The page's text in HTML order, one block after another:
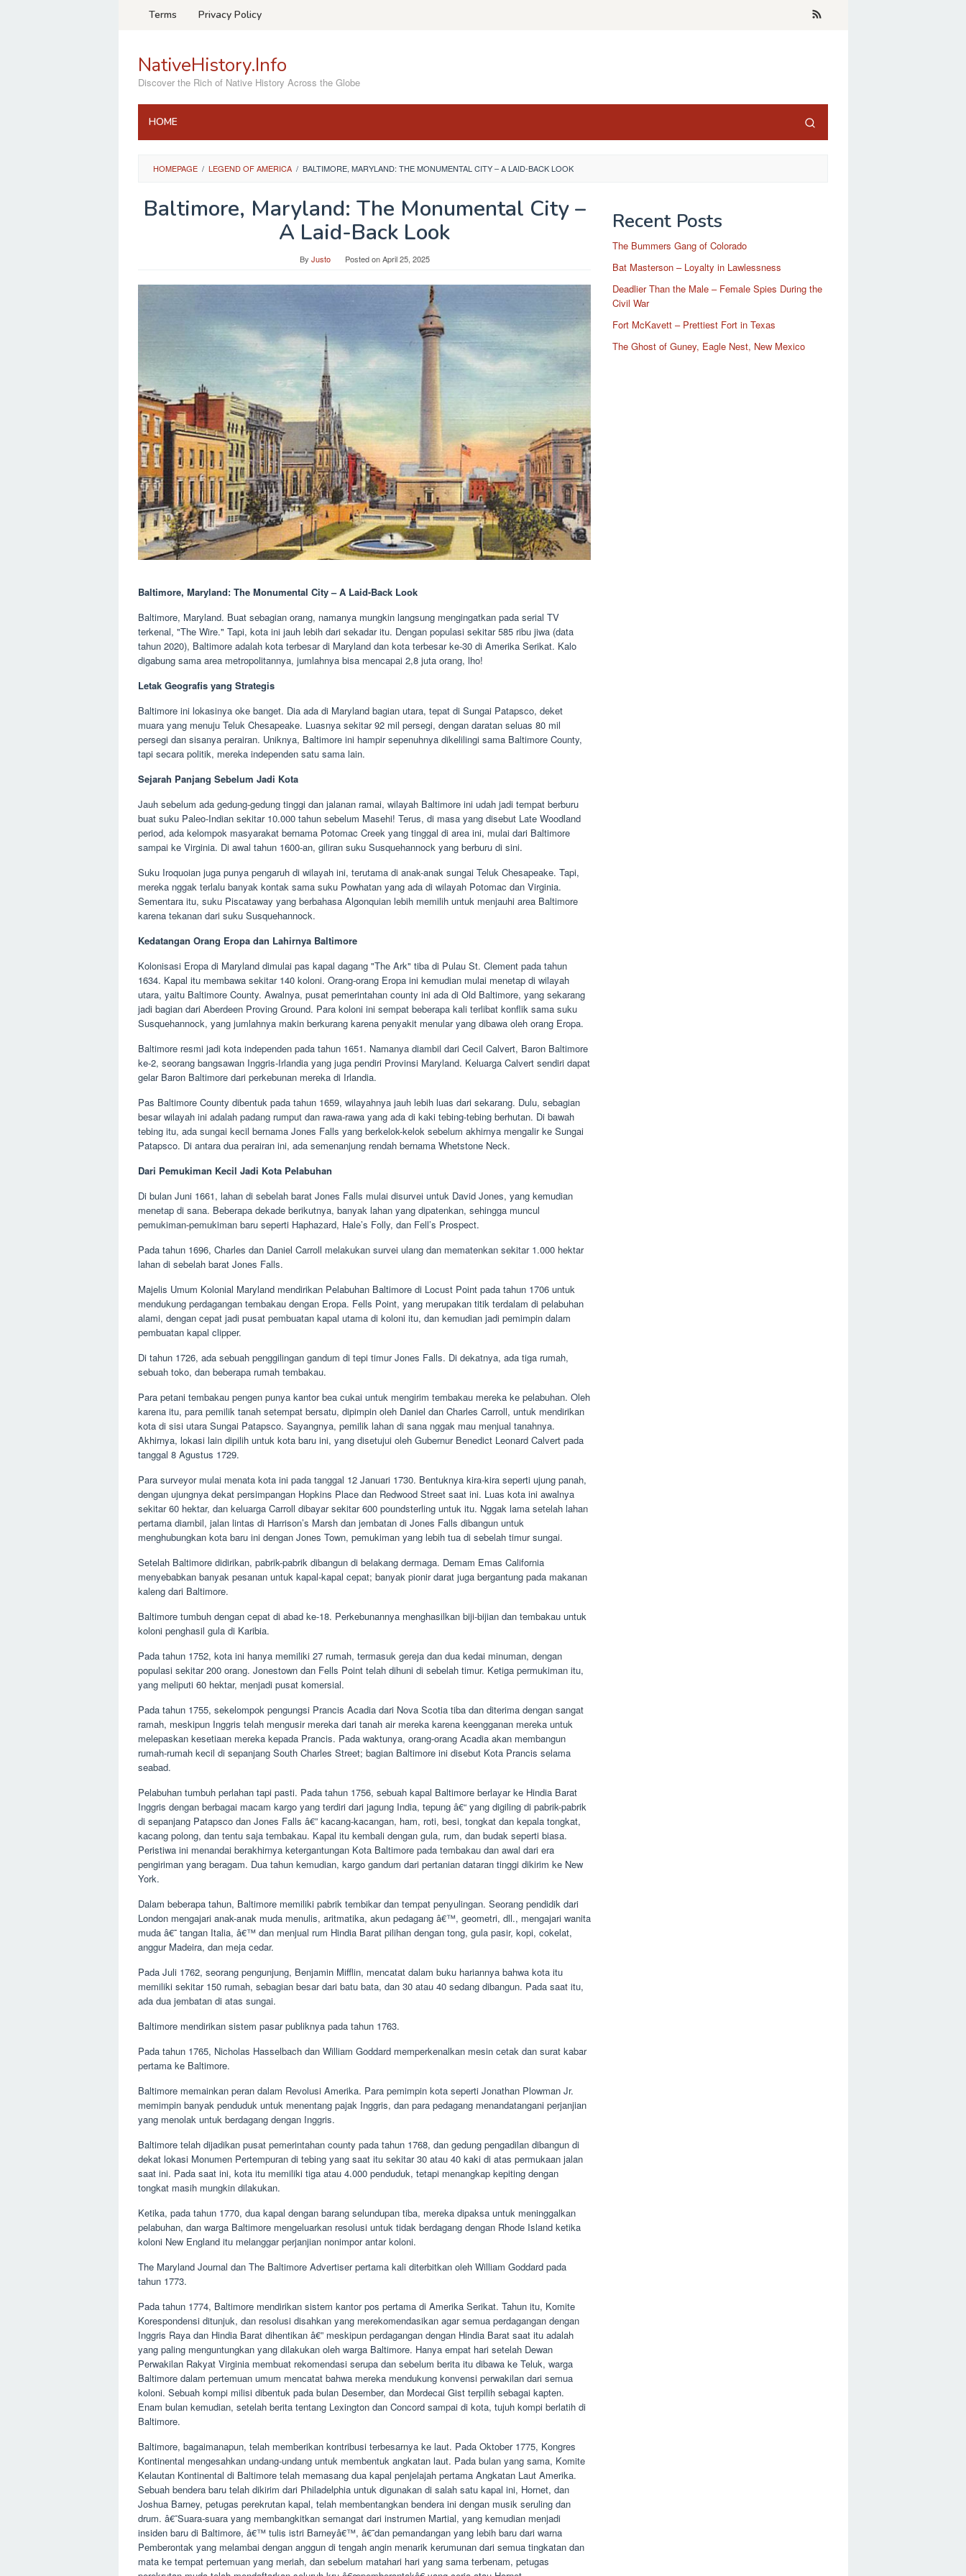
Terms Privacy Policy
NativeHistory.Info
Discover the Rich of Native History Across the Globe
HOME
HOMEPAGE / LEGEND OF AMERICA / BALTIMORE, MARYLAND: THE MONUMENTAL CITY – A LAID-BACK LOOK
Baltimore, Maryland: The Monumental City –
A Laid-Back Look
By Justo Posted onApril 25, 2025
Baltimore, Maryland: The Monumental City – A Laid-Back Look
Baltimore, Maryland. Buat sebagian orang, namanya mungkin langsung mengingatkan pada serial TV
terkenal, "The Wire." Tapi, kota ini jauh lebih dari sekadar itu. Dengan populasi sekitar 585 ribu jiwa (data
tahun 2020), Baltimore adalah kota terbesar di Maryland dan kota terbesar ke-30 di Amerika Serikat. Kalo
digabung sama area metropolitannya, jumlahnya bisa mencapai 2,8 juta orang, lho!
Letak Geografis yang Strategis
Baltimore ini lokasinya oke banget. Dia ada di Maryland bagian utara, tepat di Sungai Patapsco, deket
muara yang menuju Teluk Chesapeake. Luasnya sekitar 92 mil persegi, dengan daratan seluas 80 mil
persegi dan sisanya perairan. Uniknya, Baltimore ini hampir sepenuhnya dikelilingi sama Baltimore County,
tapi secara politik, mereka independen satu sama lain.
Sejarah Panjang Sebelum Jadi Kota
Jauh sebelum ada gedung-gedung tinggi dan jalanan ramai, wilayah Baltimore ini udah jadi tempat berburu
buat suku Paleo-Indian sekitar 10.000 tahun sebelum Masehi! Terus, di masa yang disebut Late Woodland
period, ada kelompok masyarakat bernama Potomac Creek yang tinggal di area ini, mulai dari Baltimore
sampai ke Virginia. Di awal tahun 1600-an, giliran suku Susquehannock yang berburu di sini.
Suku Iroquoian juga punya pengaruh di wilayah ini, terutama di anak-anak sungai Teluk Chesapeake. Tapi,
mereka nggak terlalu banyak kontak sama suku Powhatan yang ada di wilayah Potomac dan Virginia.
Sementara itu, suku Piscataway yang berbahasa Algonquian lebih memilih untuk menjauhi area Baltimore
karena tekanan dari suku Susquehannock.
Kedatangan Orang Eropa dan Lahirnya Baltimore
Kolonisasi Eropa di Maryland dimulai pas kapal dagang "The Ark" tiba di Pulau St. Clement pada tahun
1634. Kapal itu membawa sekitar 140 koloni. Orang-orang Eropa ini kemudian mulai menetap di wilayah
utara, yaitu Baltimore County. Awalnya, pusat pemerintahan county ini ada di Old Baltimore, yang sekarang
jadi bagian dari Aberdeen Proving Ground. Para koloni ini sempat beberapa kali terlibat konflik sama suku
Susquehannock, yang jumlahnya makin berkurang karena penyakit menular yang dibawa oleh orang Eropa.
Baltimore resmi jadi kota independen pada tahun 1651. Namanya diambil dari Cecil Calvert, Baron Baltimore
ke-2, seorang bangsawan Inggris-Irlandia yang juga pendiri Provinsi Maryland. Keluarga Calvert sendiri dapat
gelar Baron Baltimore dari perkebunan mereka di Irlandia.
Pas Baltimore County dibentuk pada tahun 1659, wilayahnya jauh lebih luas dari sekarang. Dulu, sebagian
besar wilayah ini adalah padang rumput dan rawa-rawa yang ada di kaki tebing-tebing berhutan. Di bawah
tebing itu, ada sungai kecil bernama Jones Falls yang berkelok-kelok sebelum akhirnya mengalir ke Sungai
Patapsco. Di antara dua perairan ini, ada semenanjung rendah bernama Whetstone Neck.
Dari Pemukiman Kecil Jadi Kota Pelabuhan
Di bulan Juni 1661, lahan di sebelah barat Jones Falls mulai disurvei untuk David Jones, yang kemudian
menetap di sana. Beberapa dekade berikutnya, banyak lahan yang dipatenkan, sehingga muncul
pemukiman-pemukiman baru seperti Haphazard, Hale’s Folly, dan Fell’s Prospect.
Pada tahun 1696, Charles dan Daniel Carroll melakukan survei ulang dan mematenkan sekitar 1.000 hektar
lahan di sebelah barat Jones Falls.
Majelis Umum Kolonial Maryland mendirikan Pelabuhan Baltimore di Locust Point pada tahun 1706 untuk
mendukung perdagangan tembakau dengan Eropa. Fells Point, yang merupakan titik terdalam di pelabuhan
alami, dengan cepat jadi pusat pembuatan kapal utama di koloni itu, dan kemudian jadi pemimpin dalam
pembuatan kapal clipper.
Di tahun 1726, ada sebuah penggilingan gandum di tepi timur Jones Falls. Di dekatnya, ada tiga rumah,
sebuah toko, dan beberapa rumah tembakau.
Para petani tembakau pengen punya kantor bea cukai untuk mengirim tembakau mereka ke pelabuhan. Oleh
karena itu, para pemilik tanah setempat bersatu, dipimpin oleh Daniel dan Charles Carroll, untuk mendirikan
kota di sisi utara Sungai Patapsco. Sayangnya, pemilik lahan di sana nggak mau menjual tanahnya.
Akhirnya, lokasi lain dipilih untuk kota baru ini, yang disetujui oleh Gubernur Benedict Leonard Calvert pada
tanggal 8 Agustus 1729.
Para surveyor mulai menata kota ini pada tanggal 12 Januari 1730. Bentuknya kira-kira seperti ujung panah,
dengan ujungnya dekat persimpangan Hopkins Place dan Redwood Street saat ini. Luas kota ini awalnya
sekitar 60 hektar, dan keluarga Carroll dibayar sekitar 600 poundsterling untuk itu. Nggak lama setelah lahan
pertama diambil, jalan lintas di Harrison’s Marsh dan jembatan di Jones Falls dibangun untuk
menghubungkan kota baru ini dengan Jones Town, pemukiman yang lebih tua di sebelah timur sungai.
Setelah Baltimore didirikan, pabrik-pabrik dibangun di belakang dermaga. Demam Emas California
menyebabkan banyak pesanan untuk kapal-kapal cepat; banyak pionir darat juga bergantung pada makanan
kaleng dari Baltimore.
Baltimore tumbuh dengan cepat di abad ke-18. Perkebunannya menghasilkan biji-bijian dan tembakau untuk
koloni penghasil gula di Karibia.
Pada tahun 1752, kota ini hanya memiliki 27 rumah, termasuk gereja dan dua kedai minuman, dengan
populasi sekitar 200 orang. Jonestown dan Fells Point telah dihuni di sebelah timur. Ketiga permukiman itu,
yang meliputi 60 hektar, menjadi pusat komersial.
Pada tahun 1755, sekelompok pengungsi Prancis Acadia dari Nova Scotia tiba dan diterima dengan sangat
ramah, meskipun Inggris telah mengusir mereka dari tanah air mereka karena keengganan mereka untuk
melepaskan kesetiaan mereka kepada Prancis. Pada waktunya, orang-orang Acadia akan membangun
rumah-rumah kecil di sepanjang South Charles Street; bagian Baltimore ini disebut Kota Prancis selama
seabad.
Pelabuhan tumbuh perlahan tapi pasti. Pada tahun 1756, sebuah kapal Baltimore berlayar ke Hindia Barat
Inggris dengan berbagai macam kargo yang terdiri dari jagung India, tepung â€“ yang digiling di pabrik-pabrik
di sepanjang Patapsco dan Jones Falls â€” kacang-kacangan, ham, roti, besi, tongkat dan kepala tongkat,
kacang polong, dan tentu saja tembakau. Kapal itu kembali dengan gula, rum, dan budak seperti biasa.
Peristiwa ini menandai berakhirnya ketergantungan Kota Baltimore pada tembakau dan awal dari era
pengiriman yang beragam. Dua tahun kemudian, kargo gandum dari pertanian dataran tinggi dikirim ke New
York.
Dalam beberapa tahun, Baltimore memiliki pabrik tembikar dan tempat penyulingan. Seorang pendidik dari
London mengajari anak-anak muda menulis, aritmatika, akun pedagang â€™, geometri, dll., mengajari wanita
muda â€˜ tangan Italia, â€™ dan menjual rum Hindia Barat pilihan dengan tong, gula pasir, kopi, cokelat,
anggur Madeira, dan meja cedar.
Pada Juli 1762, seorang pengunjung, Benjamin Mifflin, mencatat dalam buku hariannya bahwa kota itu
memiliki sekitar 150 rumah, sebagian besar dari batu bata, dan 30 atau 40 sedang dibangun. Pada saat itu,
ada dua jembatan di atas sungai.
Baltimore mendirikan sistem pasar publiknya pada tahun 1763.
Pada tahun 1765, Nicholas Hasselbach dan William Goddard memperkenalkan mesin cetak dan surat kabar
pertama ke Baltimore.
Baltimore memainkan peran dalam Revolusi Amerika. Para pemimpin kota seperti Jonathan Plowman Jr.
memimpin banyak penduduk untuk menentang pajak Inggris, dan para pedagang menandatangani perjanjian
yang menolak untuk berdagang dengan Inggris.
Baltimore telah dijadikan pusat pemerintahan county pada tahun 1768, dan gedung pengadilan dibangun di
dekat lokasi Monumen Pertempuran di tebing yang saat itu sekitar 30 atau 40 kaki di atas permukaan jalan
saat ini. Pada saat ini, kota itu memiliki tiga atau 4.000 penduduk, tetapi menangkap kepiting dengan
tongkat masih mungkin dilakukan.
Ketika, pada tahun 1770, dua kapal dengan barang selundupan tiba, mereka dipaksa untuk meninggalkan
pelabuhan, dan warga Baltimore mengeluarkan resolusi untuk tidak berdagang dengan Rhode Island ketika
koloni New England itu melanggar perjanjian nonimpor antar koloni.
The Maryland Journal dan The Baltimore Advertiser pertama kali diterbitkan oleh William Goddard pada
tahun 1773.
Pada tahun 1774, Baltimore mendirikan sistem kantor pos pertama di Amerika Serikat. Tahun itu, Komite
Korespondensi ditunjuk, dan resolusi disahkan yang merekomendasikan agar semua perdagangan dengan
Inggris Raya dan Hindia Barat dihentikan â€” meskipun perdagangan dengan Hindia Barat saat itu adalah
yang paling menguntungkan yang dilakukan oleh warga Baltimore. Hanya empat hari setelah Dewan
Perwakilan Rakyat Virginia membuat rekomendasi serupa dan sebelum berita itu dibawa ke Teluk, warga
Baltimore dalam pertemuan umum mencatat bahwa mereka mendukung konvensi perwakilan dari semua
koloni. Sebuah kompi milisi dibentuk pada bulan Desember, dan Mordecai Gist terpilih sebagai kapten.
Enam bulan kemudian, setelah berita tentang Lexington dan Concord sampai di kota, tujuh kompi berlatih di
Baltimore.
Baltimore, bagaimanapun, telah memberikan kontribusi terbesarnya ke laut. Pada Oktober 1775, Kongres
Kontinental mengesahkan undang-undang untuk membentuk angkatan laut. Pada bulan yang sama, Komite
Kelautan Kontinental di Baltimore telah memasang dua kapal penjelajah pertama Angkatan Laut Amerika.
Sebuah bendera baru telah dikirim dari Philadelphia untuk digunakan di salah satu kapal ini, Hornet, dan
Joshua Barney, petugas perekrutan kapal, telah membentangkan bendera ini dengan musik seruling dan
drum. â€˜Suara-suara yang membangkitkan semangat dari instrumen Martial, yang kemudian menjadi
insiden baru di Baltimore, â€™ tulis istri Barneyâ€™, â€˜dan pemandangan yang lebih baru dari warna
Pemberontak yang melambai dengan anggun di tengah angin menarik kerumunan dari semua tingkatan dan
mata ke tempat pertemuan yang meriah, dan sebelum matahari hari yang sama terbenam, petugas
Recent Posts
The Bummers Gang of Colorado
Bat Masterson – Loyalty in Lawlessness
Deadlier Than the Male – Female Spies During the
Civil War
Fort McKavett – Prettiest Fort in Texas
The Ghost of Guney, Eagle Nest, New Mexico